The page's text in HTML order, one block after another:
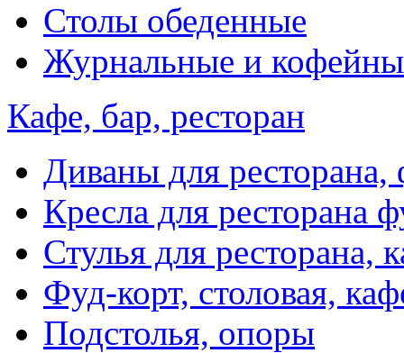
Столы обеденные
Журнальные и
Кафе, бар, ресторан
Диваны для ресторана,
Кресла для ресторана
Стулья для ресторана,
Фуд-корт, столовая,
Подстолья, опоры